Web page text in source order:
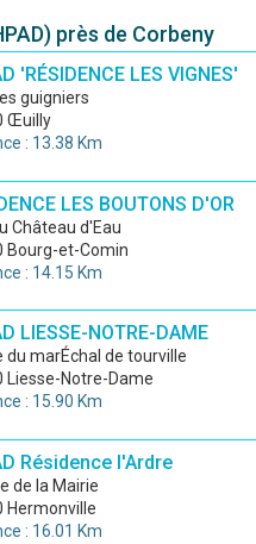
près de Corbeny
'RÉSIDENCE LES VIGNES'
guigniers
Œuilly
: 13.38 Km
LES BOUTONS D'OR
Château d'Eau
Bourg-et-Comin
: 14.15 Km
LIESSE-NOTRE-DAME
du marÉchal de tourville
Liesse-Notre-Dame
: 15.90 Km
Résidence l'Ardre
de la Mairie
Hermonville
: 16.01 Km